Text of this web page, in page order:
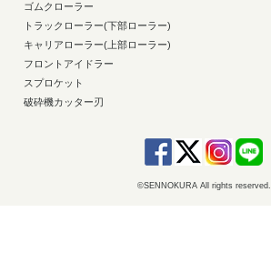
ゴムクローラー
トラックローラー(下部ローラー)
キャリアローラー(上部ローラー)
フロントアイドラー
スプロケット
破砕機カッター刃
©SENNOKURA All rights reserved.